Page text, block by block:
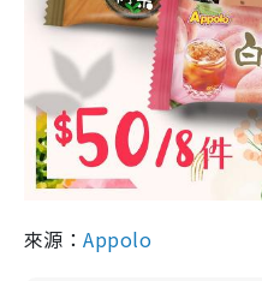
來源：Appolo